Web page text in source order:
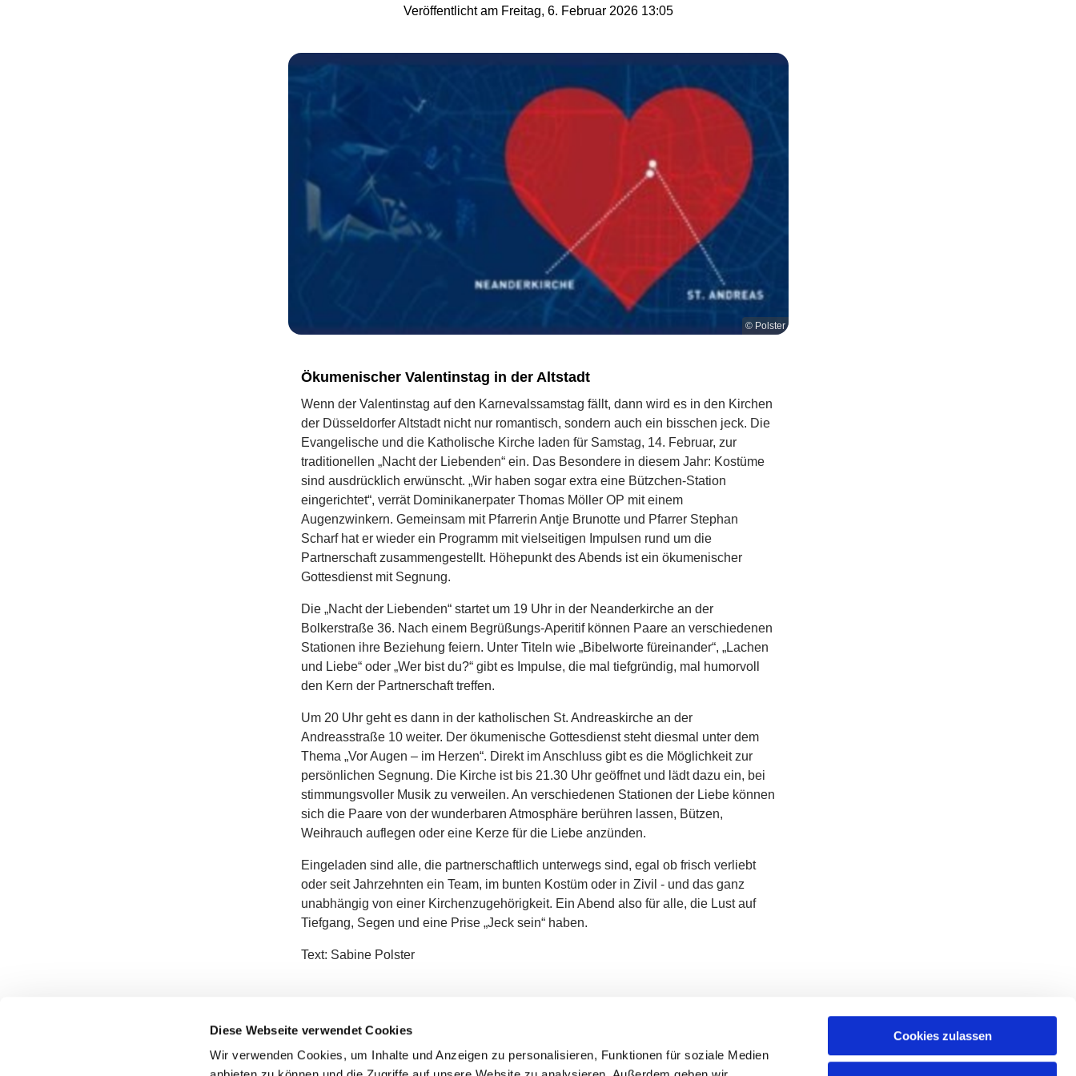
Diese Webseite verwendet Cookies
Wir verwenden Cookies, um Inhalte und Anzeigen zu personalisieren, Funktionen für soziale Medien
Cookies zulassen
Veröffentlicht am Freitag, 6. Februar 2026 13:05
© Polster
Ökumenischer Valentinstag in der Altstadt
Wenn der Valentinstag auf den Karnevalssamstag fällt, dann wird es in den Kirchen
der Düsseldorfer Altstadt nicht nur romantisch, sondern auch ein bisschen jeck. Die
Evangelische und die Katholische Kirche laden für Samstag, 14. Februar, zur
traditionellen „Nacht der Liebenden“ ein. Das Besondere in diesem Jahr: Kostüme
sind ausdrücklich erwünscht. „Wir haben sogar extra eine Bützchen-Station
eingerichtet“, verrät Dominikanerpater Thomas Möller OP mit einem
Augenzwinkern. Gemeinsam mit Pfarrerin Antje Brunotte und Pfarrer Stephan
Scharf hat er wieder ein Programm mit vielseitigen Impulsen rund um die
Partnerschaft zusammengestellt. Höhepunkt des Abends ist ein ökumenischer
Gottesdienst mit Segnung.
Die „Nacht der Liebenden“ startet um 19 Uhr in der Neanderkirche an der
Bolkerstraße 36. Nach einem Begrüßungs-Aperitif können Paare an verschiedenen
Stationen ihre Beziehung feiern. Unter Titeln wie „Bibelworte füreinander“, „Lachen
und Liebe“ oder „Wer bist du?“ gibt es Impulse, die mal tiefgründig, mal humorvoll
den Kern der Partnerschaft treffen.
Um 20 Uhr geht es dann in der katholischen St. Andreaskirche an der
Andreasstraße 10 weiter. Der ökumenische Gottesdienst steht diesmal unter dem
Thema „Vor Augen – im Herzen“. Direkt im Anschluss gibt es die Möglichkeit zur
persönlichen Segnung. Die Kirche ist bis 21.30 Uhr geöffnet und lädt dazu ein, bei
stimmungsvoller Musik zu verweilen. An verschiedenen Stationen der Liebe können
sich die Paare von der wunderbaren Atmosphäre berühren lassen, Bützen,
Weihrauch auflegen oder eine Kerze für die Liebe anzünden.
Eingeladen sind alle, die partnerschaftlich unterwegs sind, egal ob frisch verliebt
oder seit Jahrzehnten ein Team, im bunten Kostüm oder in Zivil - und das ganz
unabhängig von einer Kirchenzugehörigkeit. Ein Abend also für alle, die Lust auf
Tiefgang, Segen und eine Prise „Jeck sein“ haben.
Text: Sabine Polster
Evangelische Kirche in Düsseldorf